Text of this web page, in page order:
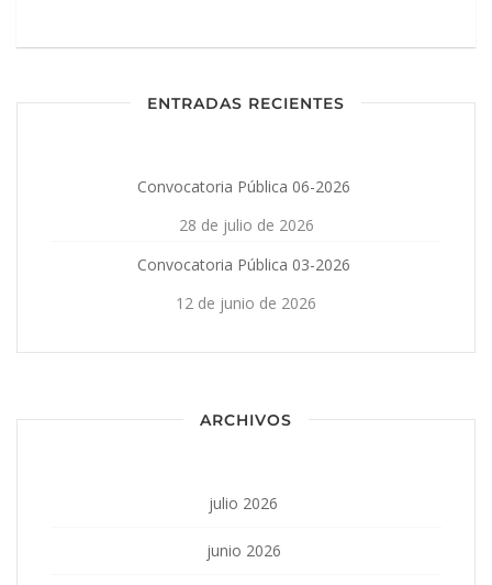
ENTRADAS RECIENTES
Convocatoria Pública 06-2026
28 de julio de 2026
Convocatoria Pública 03-2026
12 de junio de 2026
ARCHIVOS
julio 2026
junio 2026